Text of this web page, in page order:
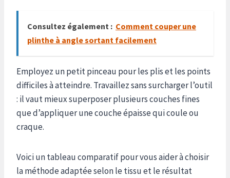
Consultez également : Comment couper une
plinthe à angle sortant facilement
Employez un petit pinceau pour les plis et les points
difficiles à atteindre. Travaillez sans surcharger l’outil
: il vaut mieux superposer plusieurs couches fines
que d’appliquer une couche épaisse qui coule ou
craque.
Voici un tableau comparatif pour vous aider à choisir
la méthode adaptée selon le tissu et le résultat